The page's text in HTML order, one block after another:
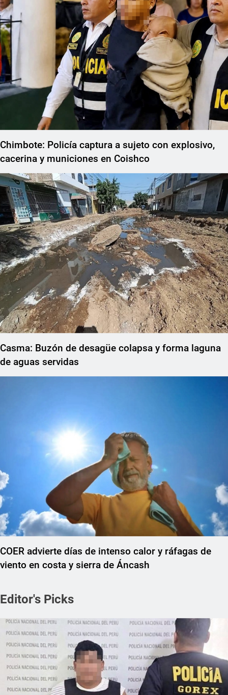
Chimbote: Policía captura a sujeto con explosivo,
cacerina y municiones en Coishco
Casma: Buzón de desagüe colapsa y forma laguna
de aguas servidas
COER advierte días de intenso calor y ráfagas de
viento en costa y sierra de Áncash
Editor's Picks